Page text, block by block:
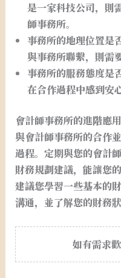
是一家科技公司，則
師事務所。
事務所的地理位置是
與事務所聯繫，則需
事務所的服務態度是
在合作過程中感到安心
會計師事務所的進階應
與會計師事務所的合作
過程。定期與您的會計
財務規劃建議，能讓您
建議您學習一些基本的
溝通，並了解您的財務狀
如有需求